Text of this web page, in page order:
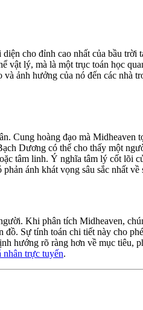
cho đỉnh cao nhất của bầu
lý, mà là một trục toán học
ảnh hưởng của nó đến các nhà
Cung hoàng đạo mà Midheaven
Dương có thể cho thấy một
tâm linh. Ý nghĩa tâm lý cốt lõi
ánh khát vọng sâu sắc nhất
Khi phân tích Midheaven,
Sự tính toán chi tiết này cho
hướng rõ ràng hơn về mục tiêu,
nhân trực tuyến.